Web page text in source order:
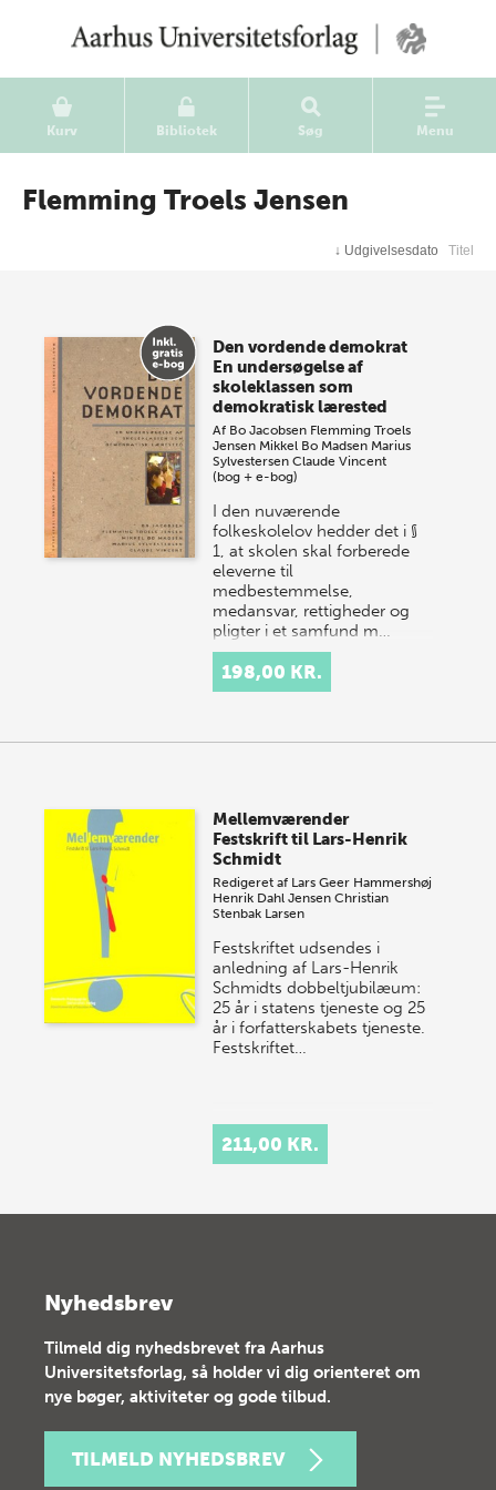
Kurv Bibliotek Søg Menu
Flemming Troels Jensen
↓ Udgivelsesdato Titel
Den vordende demokrat
En undersøgelse af
skoleklassen som
demokratisk lærested
Af Bo Jacobsen Flemming Troels
Jensen Mikkel Bo Madsen Marius
Sylvestersen Claude Vincent
(bog + e-bog)
I den nuværende
folkeskolelov hedder det i §
1, at skolen skal forberede
eleverne til
medbestemmelse,
medansvar, rettigheder og
pligter i et samfund m…
198,00 KR.
Mellemværender
Festskrift til Lars-Henrik
Schmidt
Redigeret af Lars Geer Hammershøj
Henrik Dahl Jensen Christian
Stenbak Larsen
Festskriftet udsendes i
anledning af Lars-Henrik
Schmidts dobbeltjubilæum:
25 år i statens tjeneste og 25
år i forfatterskabets tjeneste.
Festskriftet…
211,00 KR.
Nyhedsbrev
Tilmeld dig nyhedsbrevet fra Aarhus
Universitetsforlag, så holder vi dig orienteret om
nye bøger, aktiviteter og gode tilbud.
TILMELD NYHEDSBREV